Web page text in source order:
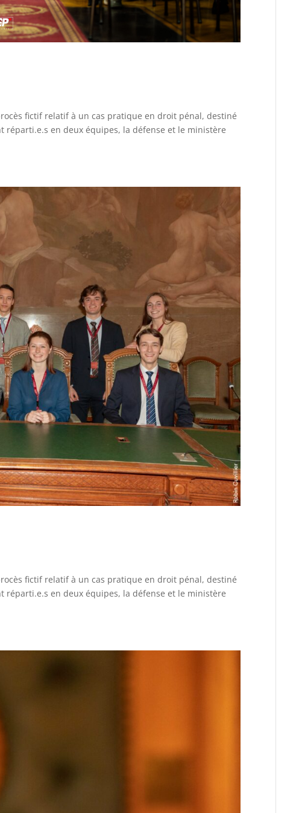
fictif relatif à un cas pratique en droit pénal, destiné
réparti.e.s en deux équipes, la défense et le ministère
fictif relatif à un cas pratique en droit pénal, destiné
réparti.e.s en deux équipes, la défense et le ministère